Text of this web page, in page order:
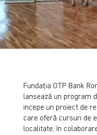
Fundaţia OTP Bank
lansează un program
incepe un proiect de
care oferă cursuri de
localitate, în